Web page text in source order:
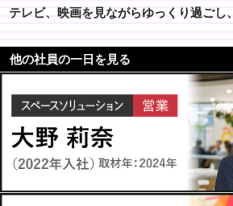
テレビ、映画を見ながらゆっくり過ごし、
他の社員の一日を見る